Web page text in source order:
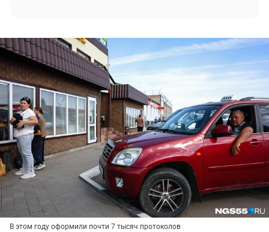
В этом году оформили почти 7 тысяч протоколов